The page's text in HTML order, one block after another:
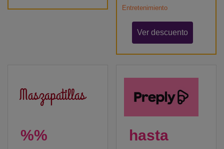
Entretenimiento
Ver descuento
%%
hasta